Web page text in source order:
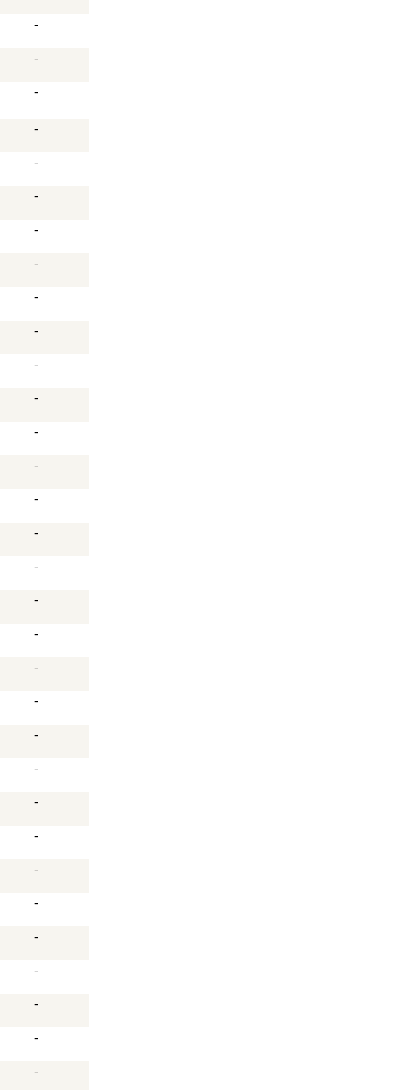
-
-
-
-
-
-
-
-
-
-
-
-
-
-
-
-
-
-
-
-
-
-
-
-
-
-
-
-
-
-
-
-